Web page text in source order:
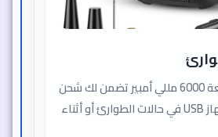
بطارية قوية بسعة 6000 مللي أمبير تضمن لك شحن
موبايلك أو أي جهاز USB في حالات الطوارئ أو أثناء